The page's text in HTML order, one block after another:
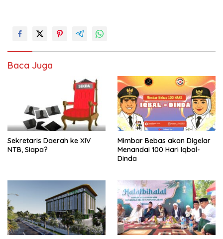
Baca Juga
Sekretaris Daerah ke XIV
NTB, Siapa?
Mimbar Bebas akan Digelar
Menandai 100 Hari Iqbal-
Dinda